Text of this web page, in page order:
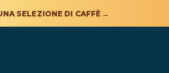
SELEZIONE DI CAFFÈ →